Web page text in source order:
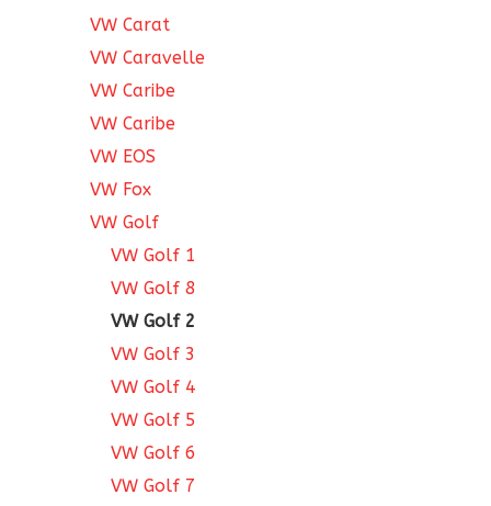
VW Carat
VW Caravelle
VW Caribe
VW Caribe
VW EOS
VW Fox
VW Golf
VW Golf 1
VW Golf 8
VW Golf 2
VW Golf 3
VW Golf 4
VW Golf 5
VW Golf 6
VW Golf 7